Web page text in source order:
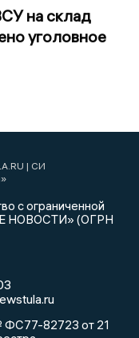
на склад
уголовное
| СИ
с ограниченной
НОВОСТИ» (ОГРН
ФС77-82723 от 21